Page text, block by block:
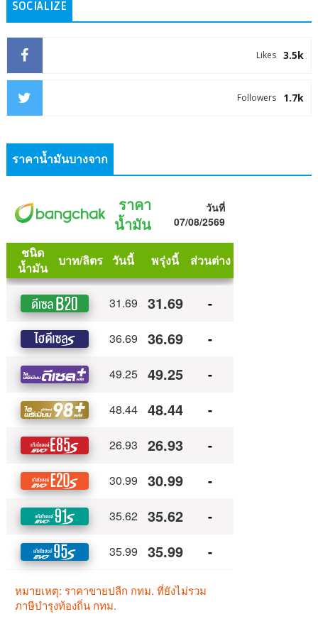
SOCIALIZE
3.5k
Likes
1.7k
Followers
ราคาน้ำมันบางจาก